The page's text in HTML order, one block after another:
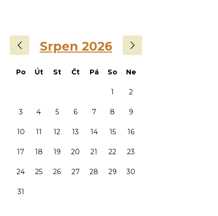
Srpen 2026 ›
Po Út St Čt Pá So Ne
1 2
3 4 5 6 7 8 9
10 11 12 13 14 15 16
17 18 19 20 21 22 23
24 25 26 27 28 29 30
31